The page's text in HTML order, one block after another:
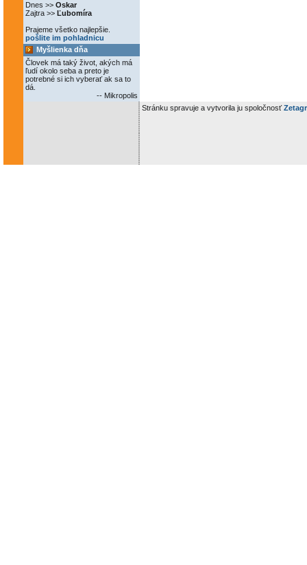
Dnes >> Oskar
Zajtra >> Ľubomíra
Prajeme všetko najlepšie.
pošlite im pohladnicu
Myšlienka dňa
Človek má taký život, akých má
ľudí okolo seba a preto je
potrebné si ich vyberať ak sa to
dá.
-- Mikropolis
Stránku spravuje a vytvorila ju spoločnosť